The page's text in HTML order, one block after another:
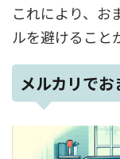
これにより、お
ルを避けること
メルカリで